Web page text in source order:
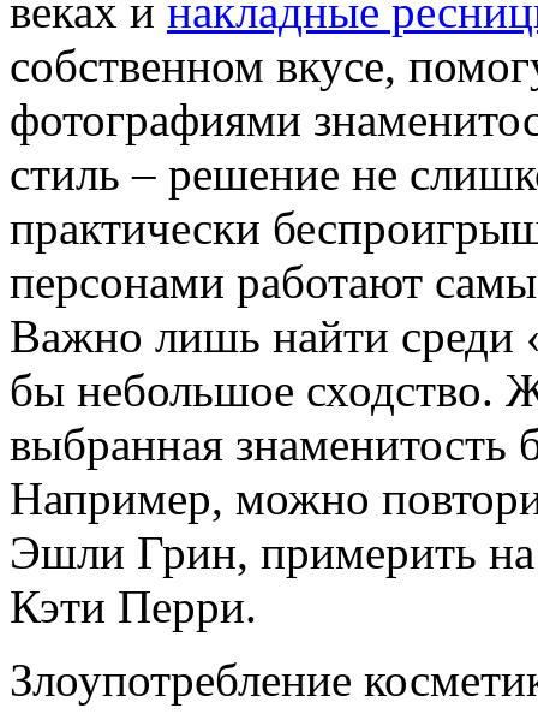
веках и накладные
собственном вкусе,
фотографиями
стиль – решение не
практически
персонами работают
Важно лишь найти среди
бы небольшое сходство.
выбранная знаменитость
Например, можно
Эшли Грин, примерить
Кэти Перри.
Злоупотребление